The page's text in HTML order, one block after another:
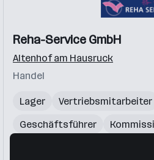
Reha-Service GmbH
Altenhof am Hausruck
Handel
Lager Vertriebsmitarbeiter
Geschäftsführer